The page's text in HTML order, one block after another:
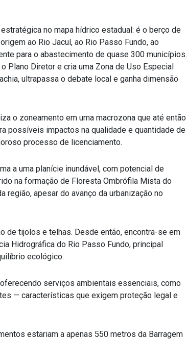
no mapa hídrico estadual: é o berço de
ao Rio Jacuí, ao Rio Passo Fundo, ao
para o abastecimento de quase 300 municípios.
Plano Diretor e cria uma Zona de Uso Especial
ultrapassa o debate local e ganha dimensão
o zoneamento em uma macrozona que até então
possíveis impactos na qualidade e quantidade de
processo de licenciamento.
a uma planície inundável, com potencial de
na formação de Floresta Ombrófila Mista do
apesar do avanço da urbanização no
de tijolos e telhas. Desde então, encontra-se em
Hidrográfica do Rio Passo Fundo, principal
ecológico.
serviços ambientais essenciais, como
— características que exigem proteção legal e
estariam a apenas 550 metros da Barragem